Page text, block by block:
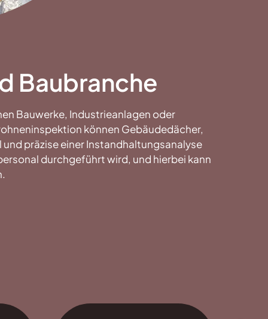
Baubranche
Bauwerke, Industrieanlagen oder
können Gebäudedächer,
präzise einer Instandhaltungsanalyse
durchgeführt wird, und hierbei kann